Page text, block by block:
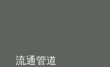
流通管道